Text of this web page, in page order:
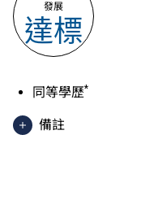
發展
達標
同等學歷*
備註